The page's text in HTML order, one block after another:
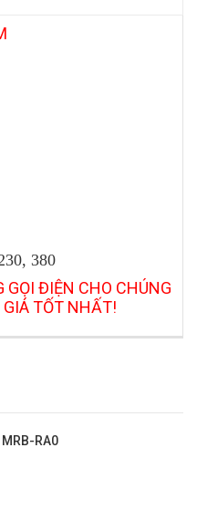
380
GỌI ĐIỆN CHO CHÚNG
TỐT NHẤT!
RA0